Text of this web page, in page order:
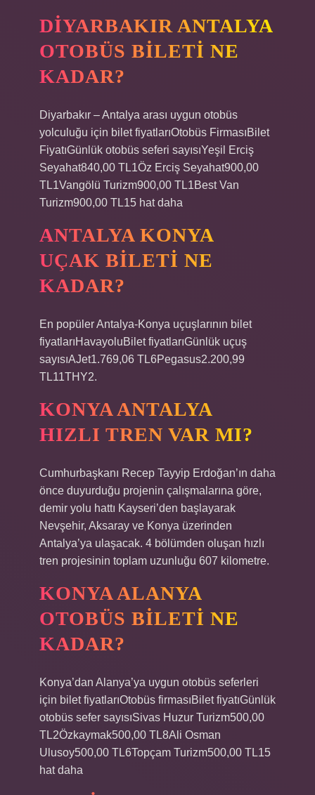
DIYARBAKIR ANTALYA
OTOBÜS BILETI NE
KADAR?
Diyarbakır – Antalya arası uygun otobüs
yolculuğu için bilet fiyatlarıOtobüs FirmasıBilet
FiyatıGünlük otobüs seferi sayısıYeşil Erciş
Seyahat840,00 TL1Öz Erciş Seyahat900,00
TL1Vangölü Turizm900,00 TL1Best Van
Turizm900,00 TL15 hat daha
ANTALYA KONYA
UÇAK BILETI NE
KADAR?
En popüler Antalya-Konya uçuşlarının bilet
fiyatlarıHavayoluBilet fiyatlarıGünlük uçuş
sayısıAJet1.769,06 TL6Pegasus2.200,99
TL11THY2.
KONYA ANTALYA
HIZLI TREN VAR MI?
Cumhurbaşkanı Recep Tayyip Erdoğan’ın daha
önce duyurduğu projenin çalışmalarına göre,
demir yolu hattı Kayseri’den başlayarak
Nevşehir, Aksaray ve Konya üzerinden
Antalya’ya ulaşacak. 4 bölümden oluşan hızlı
tren projesinin toplam uzunluğu 607 kilometre.
KONYA ALANYA
OTOBÜS BILETI NE
KADAR?
Konya’dan Alanya’ya uygun otobüs seferleri
için bilet fiyatlarıOtobüs firmasıBilet fiyatıGünlük
otobüs sefer sayısıSivas Huzur Turizm500,00
TL2Özkaymak500,00 TL8Ali Osman
Ulusoy500,00 TL6Topçam Turizm500,00 TL15
hat daha